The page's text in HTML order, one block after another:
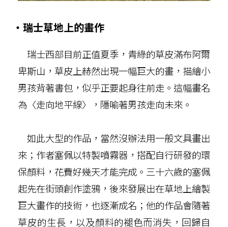
‧瑞士草地上的畫作
瑞士西部目前正值夏季，青綠的草皮滿布阿爾
卑斯山，草皮上赫然出現一幅巨大的畫，描繪小
男孩背著書包，似乎正要起身往前走。這幅畫名
為〈走向地平線〉，隱喻著男孩走向未來。
如此大型的作品，當然沒辦法用一般文具畫出
來；作者塞佩以特製噴霧器，搭配自行研發的環
保顏料，花費好幾天才能完成。三十六歲的塞佩
起先在街頭創作塗鴉，後來發展出在草地上繪製
巨大畫作的技術，也逐漸成名；他的作品會隨著
草皮的生長，以及顏料的褪色而消失，回歸自